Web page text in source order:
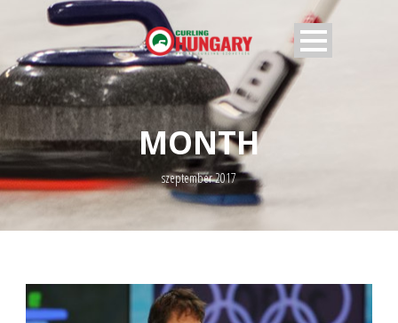
MONTH
szeptember 2017